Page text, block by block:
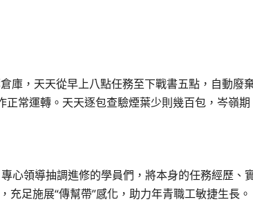
，天天從早上八點任務至下戰書五點，自動廢
正常運轉。天天逐包查驗煙葉少則幾百包，岑嶺期
心領導抽調進修的學員們，將本身的任務經歷、
充足施展“傳幫帶”感化，助力年青職工敏捷生長。